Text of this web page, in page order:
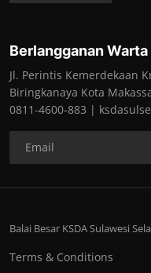
Berlangganan
Jl. Perintis Kemerdekaan
Biringkanaya Kota
0811-4600-883 |
Balai Besar KSDA Sulawesi
Terms & Conditions